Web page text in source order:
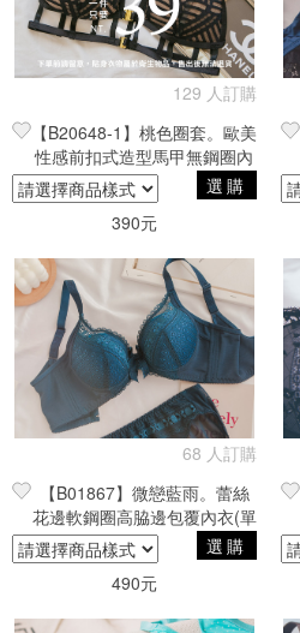
129 人訂購
【B20648-1】桃色圈套。歐美
性感前扣式造型馬甲無鋼圈內
衣(單件入)
選購
390元
68 人訂購
【B01867】微戀藍雨。蕾絲
花邊軟鋼圈高脇邊包覆內衣(單
件入)。台灣製 藍 36B/36C
選購
490元